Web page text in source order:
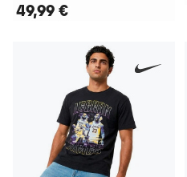
49,99 €